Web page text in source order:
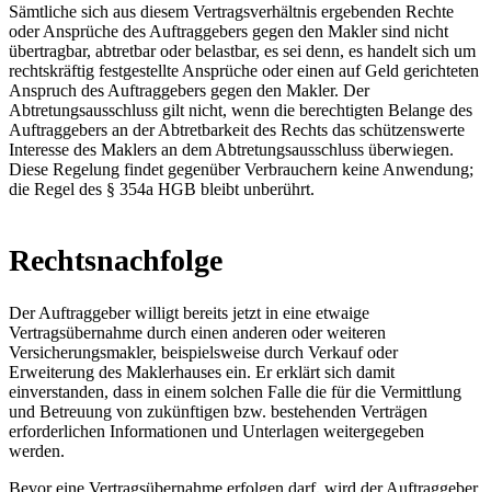
Sämtliche sich aus diesem Vertragsverhältnis ergebenden Rechte
oder Ansprüche des Auftraggebers gegen den Makler sind nicht
übertragbar, abtretbar oder belastbar, es sei denn, es handelt sich um
rechtskräftig festgestellte Ansprüche oder einen auf Geld gerichteten
Anspruch des Auftraggebers gegen den Makler. Der
Abtretungsausschluss gilt nicht, wenn die berechtigten Belange des
Auftraggebers an der Abtretbarkeit des Rechts das schützenswerte
Interesse des Maklers an dem Abtretungsausschluss überwiegen.
Diese Regelung findet gegenüber Verbrauchern keine Anwendung;
die Regel des § 354a HGB bleibt unberührt.
Rechtsnachfolge
Der Auftraggeber willigt bereits jetzt in eine etwaige
Vertragsübernahme durch einen anderen oder weiteren
Versicherungsmakler, beispielsweise durch Verkauf oder
Erweiterung des Maklerhauses ein. Er erklärt sich damit
einverstanden, dass in einem solchen Falle die für die Vermittlung
und Betreuung von zukünftigen bzw. bestehenden Verträgen
erforderlichen Informationen und Unterlagen weitergegeben
werden.
Bevor eine Vertragsübernahme erfolgen darf, wird der Auftraggeber